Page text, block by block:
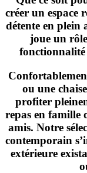
créer un espace
détente en plein
joue un
fonctionnalité
ou une
profiter
repas en famille
amis. Notre
contemporain
extérieure